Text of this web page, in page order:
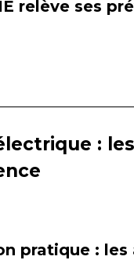
relève ses
:
pratique : les